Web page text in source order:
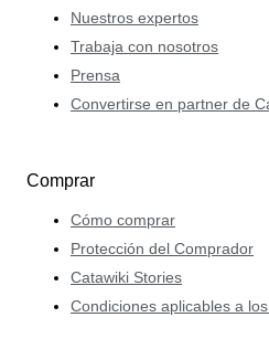
Nuestros expertos
Trabaja con nosotros
Prensa
Convertirse en partner de
Comprar
Cómo comprar
Protección del Comprador
Catawiki Stories
Condiciones aplicables a